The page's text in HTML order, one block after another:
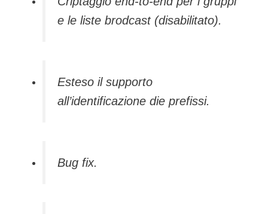
e le liste brodcast (disabilitato).
Esteso il supporto
all’identificazione die prefissi.
Bug fix.